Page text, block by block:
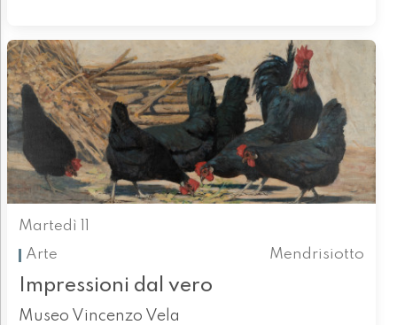
Martedì 11
Arte
Mendrisiotto
Impressioni dal vero
Museo Vincenzo Vela